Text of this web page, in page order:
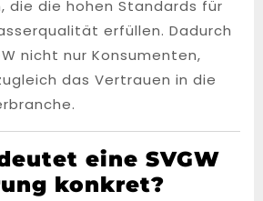
die die hohen Standards für
erfüllen. Dadurch
nicht nur Konsumenten,
das Vertrauen in die
eine SVGW
konkret?